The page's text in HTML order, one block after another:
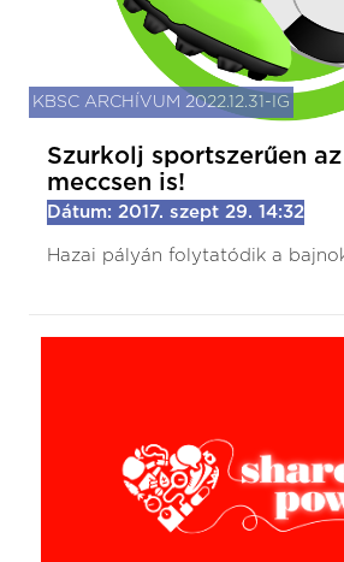
KBSC ARCHÍVUM 2022.12.31-IG
Szurkolj sportszerűen
meccsen is!
Dátum: 2017. szept 29. 14:32
Hazai pályán folytatódik a